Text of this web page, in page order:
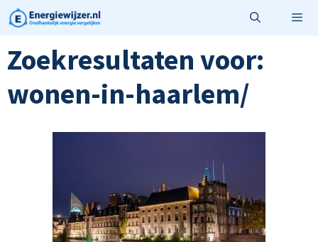
Ga
naar
de
inhoud
Zoekresultaten voor:
wonen-in-haarlem/